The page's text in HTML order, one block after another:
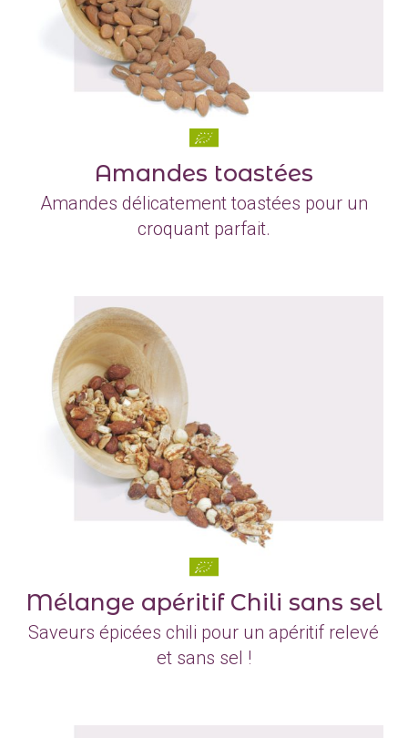
Amandes toastées
Amandes délicatement toastées pour un
croquant parfait.
Mélange apéritif Chili sans sel
Saveurs épicées chili pour un apéritif relevé
et sans sel !